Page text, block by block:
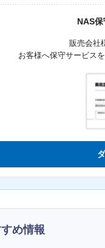
NAS
販売会社
お客様へ保守サービス
め情報